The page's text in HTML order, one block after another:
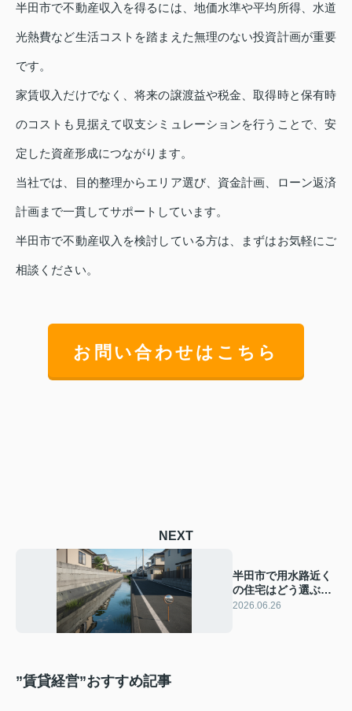
半田市で不動産収入を得るには、地価水準や平均所得、水道
光熱費など生活コストを踏まえた無理のない投資計画が重要
です。
家賃収入だけでなく、将来の譲渡益や税金、取得時と保有時
のコストも見据えて収支シミュレーションを行うことで、安
定した資産形成につながります。
当社では、目的整理からエリア選び、資金計画、ローン返済
計画まで一貫してサポートしています。
半田市で不動産収入を検討している方は、まずはお気軽にご
相談ください。
お問い合わせはこちら
NEXT
半田市で用水路近く
の住宅はどう選ぶ？
メリットデメリット
2026.06.26
”賃貸経営”おすすめ記事